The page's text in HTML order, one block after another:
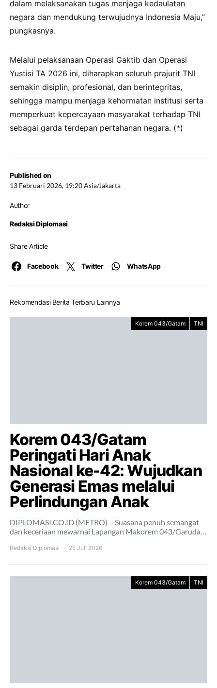
Published on
13 Februari 2026, 19:20 Asia/Jakarta
Author
Redaksi Diplomasi
Share Article
Facebook Twitter WhatsApp
dalam melaksanakan tugas menjaga kedaulatan
negara dan mendukung terwujudnya Indonesia Maju,”
pungkasnya.
Melalui pelaksanaan Operasi Gaktib dan Operasi
Yustisi TA 2026 ini, diharapkan seluruh prajurit TNI
semakin disiplin, profesional, dan berintegritas,
sehingga mampu menjaga kehormatan institusi serta
memperkuat kepercayaan masyarakat terhadap TNI
sebagai garda terdepan pertahanan negara. (*)
Rekomendasi Berita Terbaru Lainnya
Korem 043/Gatam TNI
Korem 043/Gatam
Peringati Hari Anak
Nasional ke-42: Wujudkan
Generasi Emas melalui
Perlindungan Anak
DIPLOMASI.CO.ID (METRO) – Suasana penuh semangat
dan keceriaan mewarnai Lapangan Makorem 043/Garuda…
Redaksi Diplomasi 25 Juli 2026
Korem 043/Gatam TNI